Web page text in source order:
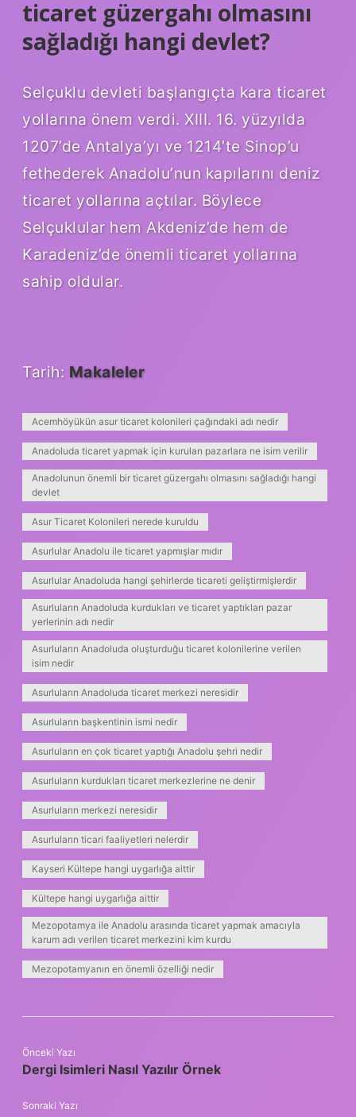
ticaret güzergahı olmasını
sağladığı hangi devlet?
Selçuklu devleti başlangıçta kara ticaret
yollarına önem verdi. XIII. 16. yüzyılda
1207’de Antalya’yı ve 1214’te Sinop’u
fethederek Anadolu’nun kapılarını deniz
ticaret yollarına açtılar. Böylece
Selçuklular hem Akdeniz’de hem de
Karadeniz’de önemli ticaret yollarına
sahip oldular.
Tarih: Makaleler
Acemhöyükün asur ticaret kolonileri çağındaki adı nedir
Anadoluda ticaret yapmak için kurulan pazarlara ne isim verilir
Anadolunun önemli bir ticaret güzergahı olmasını sağladığı hangi
devlet
Asur Ticaret Kolonileri nerede kuruldu
Asurlular Anadolu ile ticaret yapmışlar mıdır
Asurlular Anadoluda hangi şehirlerde ticareti geliştirmişlerdir
Asurluların Anadoluda kurdukları ve ticaret yaptıkları pazar
yerlerinin adı nedir
Asurluların Anadoluda oluşturduğu ticaret kolonilerine verilen
isim nedir
Asurluların Anadoluda ticaret merkezi neresidir
Asurluların başkentinin ismi nedir
Asurluların en çok ticaret yaptığı Anadolu şehri nedir
Asurluların kurdukları ticaret merkezlerine ne denir
Asurluların merkezi neresidir
Asurluların ticari faaliyetleri nelerdir
Kayseri Kültepe hangi uygarlığa aittir
Kültepe hangi uygarlığa aittir
Mezopotamya ile Anadolu arasında ticaret yapmak amacıyla
karum adı verilen ticaret merkezini kim kurdu
Mezopotamyanın en önemli özelliği nedir
Önceki Yazı
Dergi Isimleri Nasıl Yazılır Örnek
Sonraki Yazı